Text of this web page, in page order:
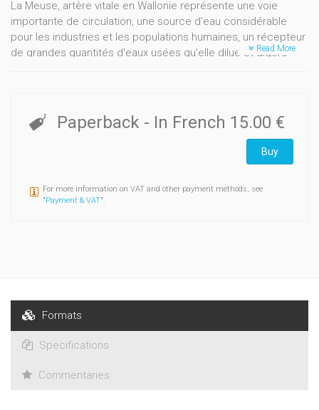
La Meuse, artère vitale en Wallonie représente une voie
importante de circulation, une source d'eau considérable
pour les industries et les populations humaines, un récepteur
de grandes quantités d'eaux usées qu'elle dilue et digère
utilisateurs de la Meuse aux écologiestes scientifiques pour
qu'ils réfléchissent ensemble à une gestion plus globale,
Read More
Paperback - In French 15.00 €
Buy
For more information on VAT and other payment methods, see
"Payment & VAT".
Formats
Specifications
Commentaries